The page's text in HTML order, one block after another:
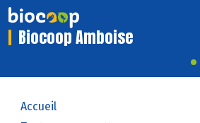
Biocoop Amboise
Accueil